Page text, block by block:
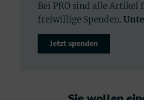
Bei PRO sind alle
freiwillige Spenden.
Jetzt spenden